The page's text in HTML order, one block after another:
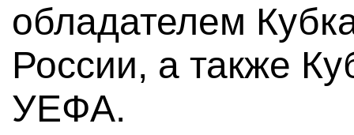
обладателем
России, а также
УЕФА.